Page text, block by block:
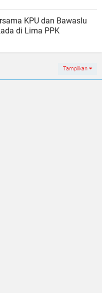
KPU dan Bawaslu
di Lima PPK
Tampilkan